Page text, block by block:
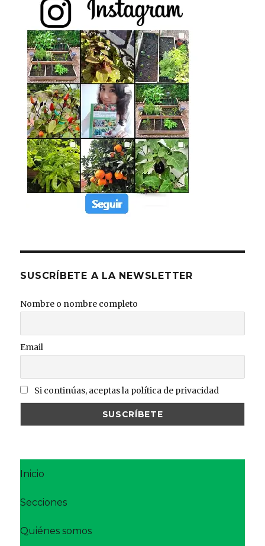
SUSCRÍBETE A LA NEWSLETTER
Nombre o nombre completo
Email
Si continúas, aceptas la política de privacidad
Inicio
Secciones
Quiénes somos